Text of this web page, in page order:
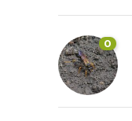
0